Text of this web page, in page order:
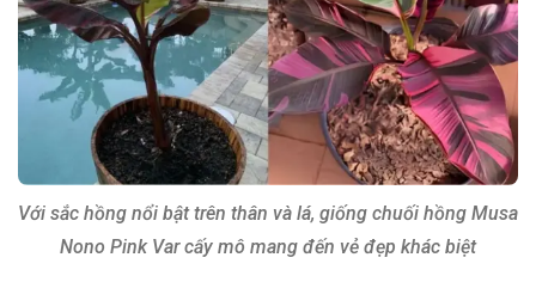
Với sắc hồng nổi bật trên thân và lá, giống chuối hồng Musa
Nono Pink Var cấy mô mang đến vẻ đẹp khác biệt